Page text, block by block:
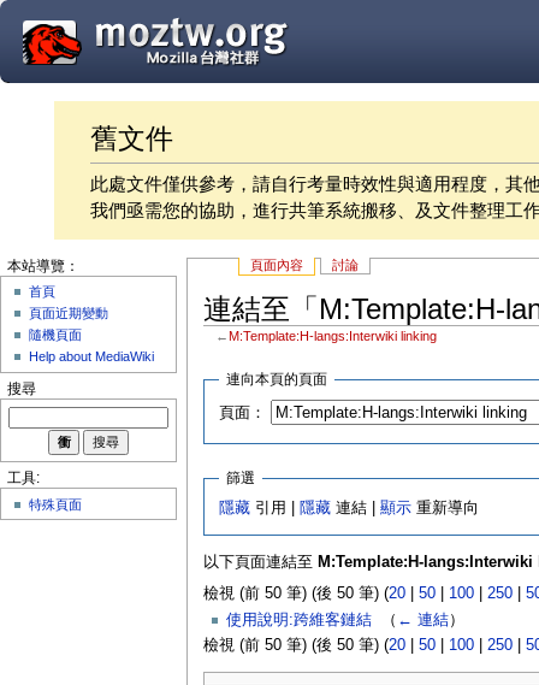
舊文件
此處文件僅供參考，請自行考量時效性與適用程度，其
我們亟需您的協助，進行共筆系統搬移、及文件整理工
頁面內容 討論
連結至「M:Template:H-
← M:Template:H-langs:Interwiki linking
連向本頁的頁面
頁面：
篩選
隱藏 引用 | 隱藏 連結 |顯示 重新導向
以下頁面連結至 M:Template:H-
檢視 (前 50 筆) (後 50 筆) (20| 50| 100| 250|
使用說明:跨維客鏈結‎ （ ← 連結）
檢視 (前 50 筆) (後 50 筆) (20| 50| 100| 250|
本站導覽：
首頁
頁面近期變動
隨機頁面
Help about MediaWiki
搜尋
工具:
特殊頁面